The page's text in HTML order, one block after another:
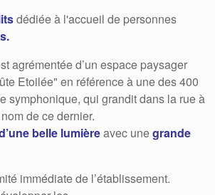
dédiée à l'accueil de personnes
agrémentée d’un espace paysager
Etoilée" en référence à une des 400
symphonique, qui grandit dans la rue à
de ce dernier.
belle lumièreavec unegrande
immédiate de l’établissement.